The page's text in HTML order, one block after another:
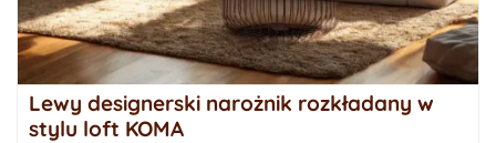
Lewy designerski narożnik rozkładany w
stylu loft KOMA